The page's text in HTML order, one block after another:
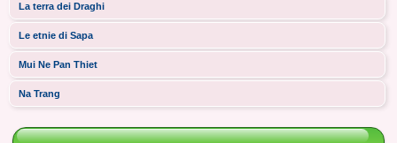
La terra dei Draghi
Le etnie di Sapa
Mui Ne Pan Thiet
Na Trang